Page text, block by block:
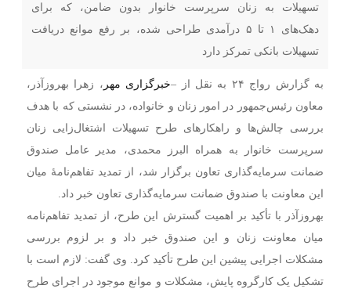
تسهیلات به زنان سرپرست خانوار بدون ضامن، که برای
دهک‌های ۱ تا ۵ درآمدی طراحی شده، بر رفع موانع دریافت
تسهیلات بانکی تمرکز دارد
به گزارش رواج ۲۴ به نقل از – خبرگزاری مهر ، زهرا بهروزآذر،
معاون رئیس‌جمهور در امور زنان و خانواده، در نشستی که با هدف
بررسی چالش‌ها و راهکارهای طرح تسهیلات اشتغال‌زایی زنان
سرپرست خانوار به همراه البرز محمدی، مدیر عامل صندوق
ضمانت سرمایه‌گذاری تعاون برگزار شد، از تمدید تفاهم‌نامهٔ میان
این معاونت با صندوق ضمانت سرمایه‌گذاری تعاون خبر داد.
بهروزآذر با تأکید بر اهمیت گسترش این طرح، از تمدید تفاهم‌نامه
میان معاونت زنان و این صندوق خبر داد و بر لزوم بررسی
مشکلات اجرایی پیشین این طرح تأکید کرد. وی گفت: لازم است با
تشکیل یک کارگروه پایش، مشکلات و موانع موجود در اجرای طرح